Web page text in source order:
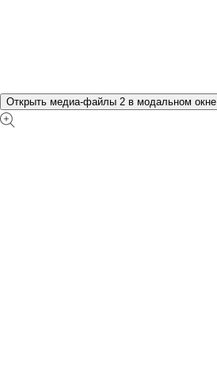
Открыть медиа-файлы 2 в модальном окне